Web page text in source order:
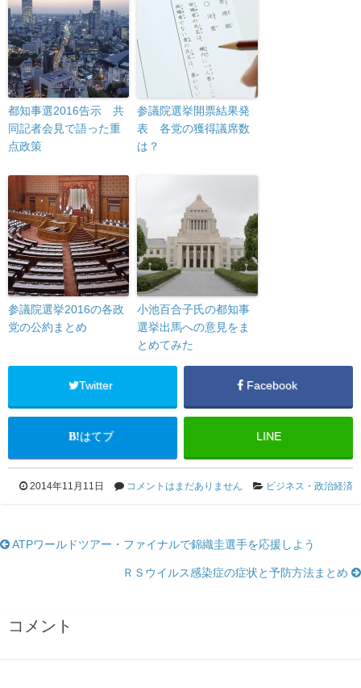
都知事選2016告示 共
同記者会見で語った重
点政策
参議院選挙開票結果発
表 各党の獲得議席数
は？
参議院選挙2016の各政
党の公約まとめ
小池百合子氏の都知事
選挙出馬への意見をま
とめてみた
Twitter Facebook
はてブ LINE
2014年11月11日 コメントはまだありません ビジネス・政治経済
ATPワールドツアー・ファイナルで錦織圭選手を応援しよう
ＲＳウイルス感染症の症状と予防方法まとめ
コメント